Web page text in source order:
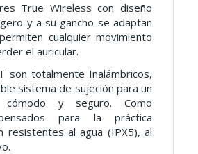
True Wireless con diseño
y a su gancho se adaptan
cualquier movimiento
el auricular.
son totalmente Inalámbricos,
sistema de sujeción para un
y seguro. Como
para la práctica
resistentes al agua (IPX5), al